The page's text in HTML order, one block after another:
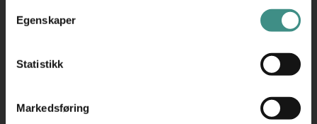
Egenskaper
Statistikk
Markedsføring
prosjekt?
RING OSS PÅ 22 15 15 00